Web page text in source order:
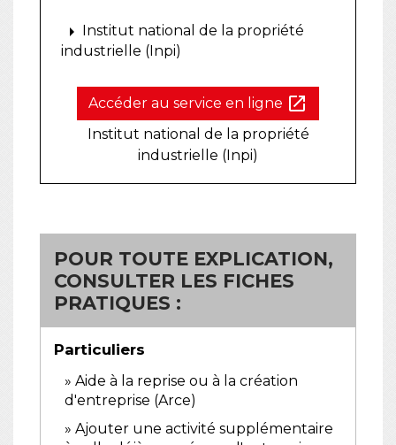
arrow_right Institut national de la propriété
industrielle (Inpi)
Accéder au service en ligne open_in_new
Institut national de la propriété
industrielle (Inpi)
POUR TOUTE EXPLICATION,
CONSULTER LES FICHES
PRATIQUES :
Particuliers
Aide à la reprise ou à la création
d'entreprise (Arce)
Ajouter une activité supplémentaire